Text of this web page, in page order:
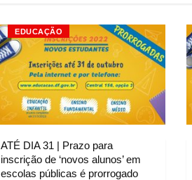
EDUCAÇÃO
ATÉ DIA 31 | Prazo para
inscrição de ‘novos alunos’ em
escolas públicas é prorrogado